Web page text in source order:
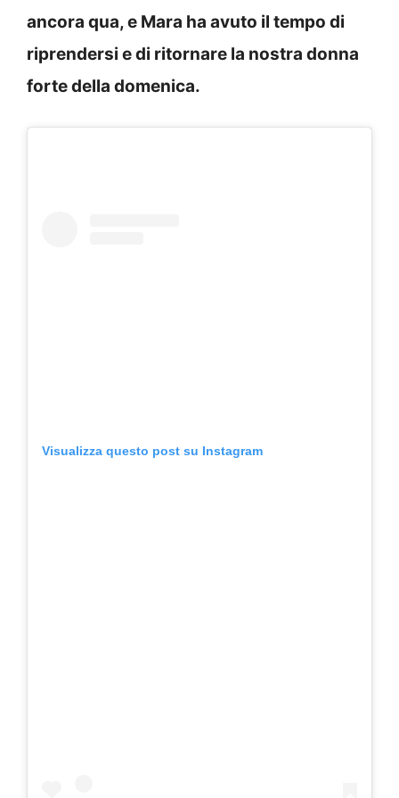
ancora qua, e Mara ha avuto il tempo di
riprendersi e di ritornare la nostra donna
forte della domenica.
Visualizza questo post su Instagram